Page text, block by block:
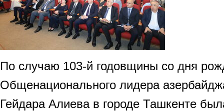
По случаю 103-й годовщины со дня
Общенационального лидера
Гейдара Алиева в городе Ташкенте